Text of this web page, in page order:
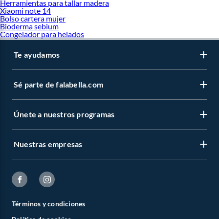
Colchones inflables
Herramientas para tallar madera
Xiaomi note 14
Bolso cartera mujer
Bioderma sebium
Congelador para helados
Te ayudamos
Sé parte de falabella.com
Únete a nuestros programas
Nuestras empresas
Términos y condiciones